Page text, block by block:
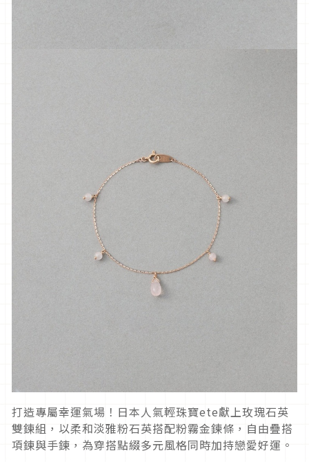
打造專屬幸運氣場！日本人氣輕珠寶ete獻上玫瑰石英
雙鍊組，以柔和淡雅粉石英搭配粉霧金鍊條，自由疊搭
項鍊與手鍊，為穿搭點綴多元風格同時加持戀愛好運。